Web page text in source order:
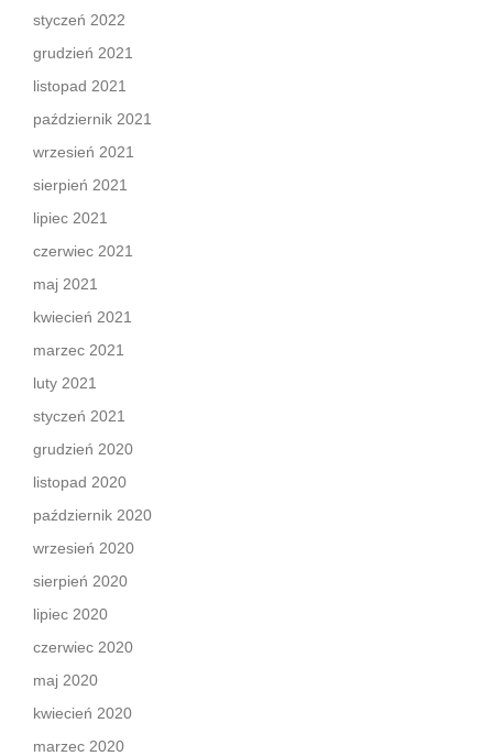
styczeń 2022
grudzień 2021
listopad 2021
październik 2021
wrzesień 2021
sierpień 2021
lipiec 2021
czerwiec 2021
maj 2021
kwiecień 2021
marzec 2021
luty 2021
styczeń 2021
grudzień 2020
listopad 2020
październik 2020
wrzesień 2020
sierpień 2020
lipiec 2020
czerwiec 2020
maj 2020
kwiecień 2020
marzec 2020